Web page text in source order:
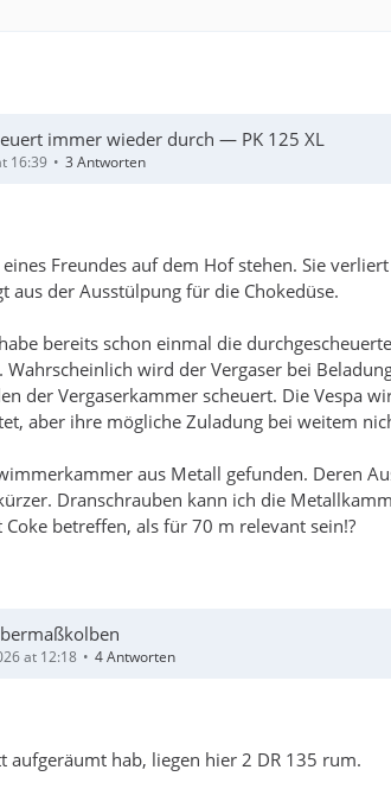
immer wieder durch — PK 125 XL
16:39 3 Antworten
Freundes auf dem Hof stehen. Sie
aus der Ausstülpung für die Chokedüse.
bereits schon einmal die
wird der Vergaser bei
der Vergaserkammer scheuert. Die Vespa
aber ihre mögliche Zuladung bei weitem
aus Metall gefunden. Deren
Dranschrauben kann ich die
betreffen, als für 70 m relevant sein!?
at 12:18 4 Antworten
aufgeräumt hab, liegen hier 2 DR 135 rum.